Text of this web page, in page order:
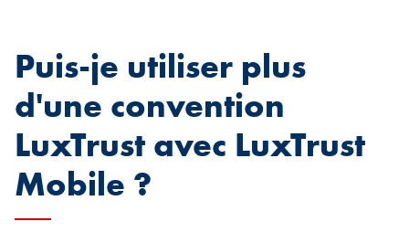
Puis-je utiliser plus
d'une convention
LuxTrust avec LuxTrust
Mobile ?